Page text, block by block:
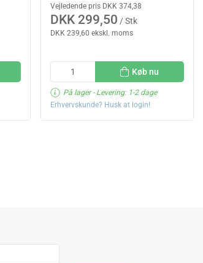
Vejledende pris DKK 374,38
DKK 299,50 / Stk
DKK 239,60 ekskl. moms
Køb nu
På lager- Levering: 1-2 dage
Erhvervskunde? Husk at login!